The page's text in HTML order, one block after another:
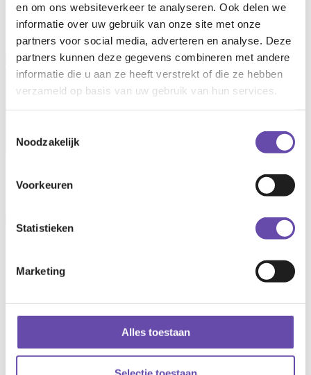
en om ons websiteverkeer te analyseren. Ook delen we
informatie over uw gebruik van onze site met onze
partners voor social media, adverteren en analyse. Deze
partners kunnen deze gegevens combineren met andere
informatie die u aan ze heeft verstrekt of die ze hebben
verzameld op basis van uw gebruik van hun services.
Noodzakelijk
Voorkeuren
Statistieken
Marketing
Alles toestaan
Open main menu
Marion Wentink
06 31 91 23 82
LinkedIn
Hondiuslaan 46